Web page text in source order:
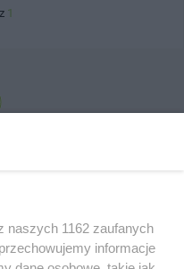
1
Serwis Informacyjny Miasta
naszych 1162 zaufanych
informacje